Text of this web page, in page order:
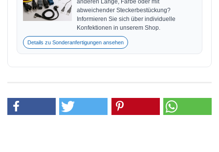
anderen Länge, Farbe oder mit
abweichender Steckerbestückung?
Informieren Sie sich über individuelle
Konfektionen in unserem Shop.
Details zu Sonderanfertigungen ansehen